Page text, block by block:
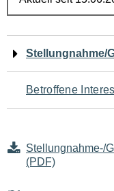
Navigation
für
den
Seiteninhalt
Stellungnahme/
Betroffene
Stellungnahme-/
(PDF)